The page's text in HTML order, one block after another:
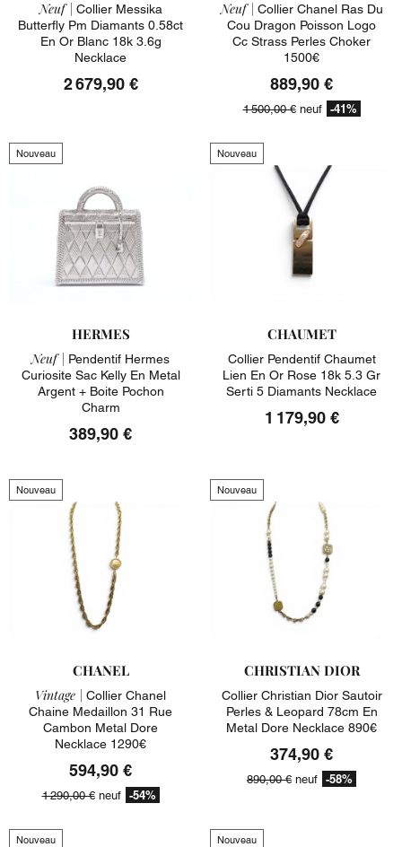
Neuf | Collier Messika
Butterfly Pm Diamants 0.58ct
En Or Blanc 18k 3.6g
Necklace
2 679,90 €
Neuf | Collier Chanel Ras Du
Cou Dragon Poisson Logo
Cc Strass Perles Choker
1500€
889,90 €
1 500,00 €neuf -41%
Nouveau
HERMES
Neuf | Pendentif Hermes
Curiosite Sac Kelly En Metal
Argent + Boite Pochon
Charm
389,90 €
Nouveau
CHAUMET
Collier Pendentif Chaumet
Lien En Or Rose 18k 5.3 Gr
Serti 5 Diamants Necklace
1 179,90 €
Nouveau
CHANEL
Vintage | Collier Chanel
Chaine Medaillon 31 Rue
Cambon Metal Dore
Necklace 1290€
594,90 €
1 290,00 €neuf -54%
Nouveau
CHRISTIAN DIOR
Collier Christian Dior Sautoir
Perles & Leopard 78cm En
Metal Dore Necklace 890€
374,90 €
890,00 € neuf -58%
Nouveau Nouveau